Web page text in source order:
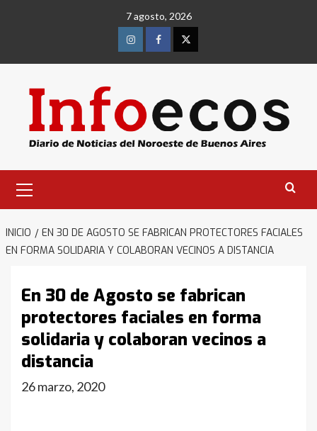
7 agosto, 2026
InstagramFacebookTwitter
primario
INICIO
EN 30 DE AGOSTO SE FABRICAN PROTECTORES FACIALES
EN FORMA SOLIDARIA Y COLABORAN VECINOS A DISTANCIA
En 30 de Agosto se fabrican
protectores faciales en forma
solidaria y colaboran vecinos a
distancia
26 marzo, 2020